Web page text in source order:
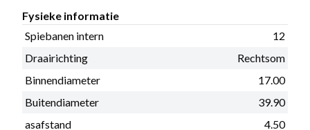
Fysieke informatie
Spiebanen intern
12
Draairichting
Rechtsom
Binnendiameter
17.00
Buitendiameter
39.90
asafstand
4.50